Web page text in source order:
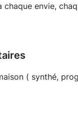
envie,
que je pratique
programme, ampli,